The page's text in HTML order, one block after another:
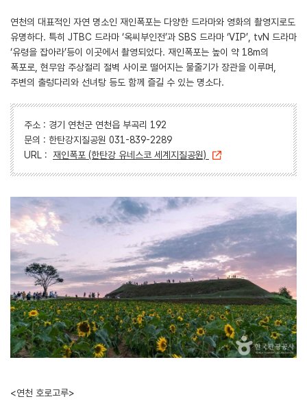
연천의 대표적인 자연 명소인 재인폭포는 다양한 드라마와 영화의 촬영지로도
유명하다. 특히 JTBC 드라마 ‘옥씨부인전’과 SBS 드라마 ‘VIP’, tvN 드라마
‘유령을 잡아라’등이 이곳에서 촬영되었다. 재인폭포는 높이 약 18m의
폭포로, 현무암 주상절리 절벽 사이로 떨어지는 물줄기가 장관을 이루며,
주변의 출렁다리와 선녀탕 등도 함께 즐길 수 있는 명소다.
주소 : 경기 연천군 연천읍 부곡리 192
문의 : 한탄강지질공원 031-839-2289
URL : 재인폭포 (한탄강 유네스코 세계지질공원)
<연천 호로고루>